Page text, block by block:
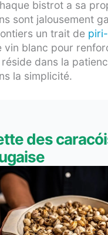
bistrot a sa
sont jalousement
un trait de
vin blanc pour
dans la
la simplicité.
des